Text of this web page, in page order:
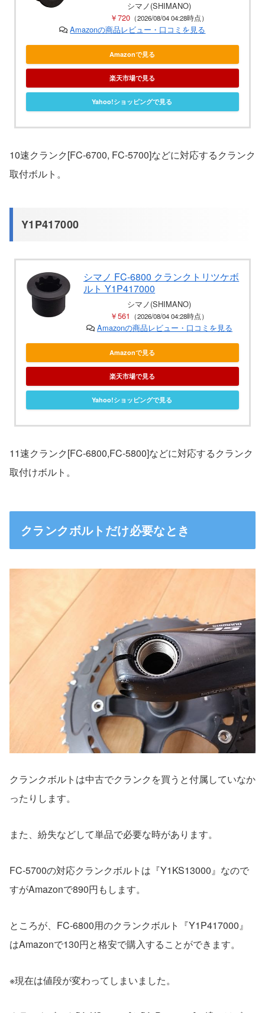
シマノ(SHIMANO)
￥720 （2026/08/04 04:28時点）
Amazonの商品レビュー・口コミを見る
Amazonで見る
楽天市場で見る
Yahoo!ショッピングで見る
10速クランク[FC-6700, FC-5700]などに対応するクランク
取付ボルト。
Y1P417000
シマノ FC-6800 クランクトリツケボ
ルト Y1P417000
シマノ(SHIMANO)
￥561 （2026/08/04 04:28時点）
Amazonの商品レビュー・口コミを見る
Amazonで見る
楽天市場で見る
Yahoo!ショッピングで見る
11速クランク[FC-6800,FC-5800]などに対応するクランク
取付けボルト。
クランクボルトだけ必要なとき
クランクボルトは中古でクランクを買うと付属していなか
ったりします。
また、紛失などして単品で必要な時があります。
FC-5700の対応クランクボルトは『Y1KS13000』なので
すがAmazonで890円もします。
ところが、FC-6800用のクランクボルト『Y1P417000』
はAmazonで130円と格安で購入することができます。
※現在は値段が変わってしまいました。